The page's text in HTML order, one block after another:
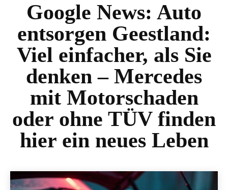
Google News: Auto
entsorgen Geestland:
Viel einfacher, als Sie
denken – Mercedes
mit Motorschaden
oder ohne TÜV finden
hier ein neues Leben